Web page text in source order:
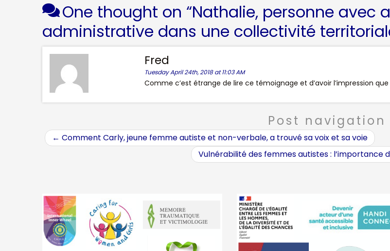
One thought on “Nathalie, personne avec
administrative dans une collectivité
Fred
Tuesday April 24th, 2018 at 11:03 AM
Comme c’est étrange de lire ce témoignage et d’avoir l’impression que
Post navigation
← Comment Carly, jeune femme autiste et non-verbale, a trouvé sa voix et sa voie
Vulnérabilité des femmes autistes : l’importance